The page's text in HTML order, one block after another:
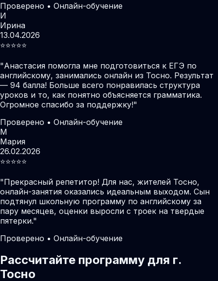
Проверено • Онлайн-обучение
И
Ирина
13.04.2026
⭐️⭐️⭐️⭐️⭐️
"Анастасия помогла мне подготовиться к ЕГЭ по
английскому, занимались онлайн из Тосно. Результат
— 94 балла! Больше всего понравилась структура
уроков и то, как понятно объясняется грамматика.
Огромное спасибо за поддержку!"
Проверено • Онлайн-обучение
М
Мария
26.02.2026
⭐️⭐️⭐️⭐️⭐️
"Прекрасный репетитор! Для нас, жителей Тосно,
онлайн-занятия оказались идеальным выходом. Сын
подтянул школьную программу по английскому за
пару месяцев, оценки выросли с троек на твердые
пятерки."
Проверено • Онлайн-обучение
Рассчитайте программу для г.
Тосно